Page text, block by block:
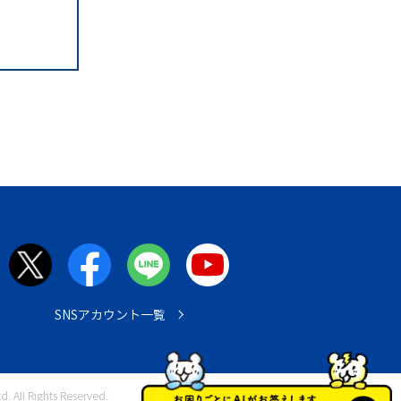
SNSアカウント一覧
All Rights Reserved.